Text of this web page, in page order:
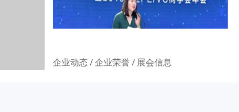
企业动态 / 企业荣誉 / 展会信息